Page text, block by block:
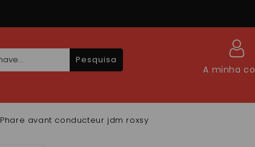
A minha
Pesquisa
Phare avant conducteur jdm roxsy